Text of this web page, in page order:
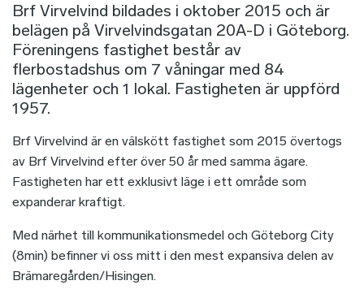
Brf Virvelvind bildades i oktober 2015 och är
belägen på Virvelvindsgatan 20A-D i Göteborg.
Föreningens fastighet består av
flerbostadshus om 7 våningar med 84
lägenheter och 1 lokal. Fastigheten är uppförd
1957.
Brf Virvelvind är en välskött fastighet som 2015 övertogs
av Brf Virvelvind efter över 50 år med samma ägare.
Fastigheten har ett exklusivt läge i ett område som
expanderar kraftigt.
Med närhet till kommunikationsmedel och Göteborg City
(8min) befinner vi oss mitt i den mest expansiva delen av
Brämaregården/Hisingen.